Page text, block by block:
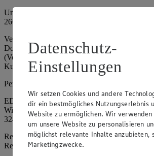
Umsatzsteuer-Identifikationsnummer gem. §
266067317
Vertretungsberechtigte: Mark Rosenkranz
Dominique Klingsiek (Vorstandsmitglied), Ulf-
(Vorstandsmitglied), Stephan Wohler
Kuhlmann (Aufsichtsratsvorsitzender)
Persönlich haftende Gesellschafterin:
EDEKA Minden-Hannover Holding GmbH
Wittelsbacherallee 61
32427 Minden
Registergericht: Amtsgericht Bad Oeynhausen
Registernummer: HRB 4086
Datenschutz-
Einstellungen
Wir setzen Cookies und andere
dir ein bestmögliches Nutzungserlebnis
Website zu ermöglichen. Wir
um unsere Website zu personalisieren
möglichst relevante Inhalte anzubieten,
Marketingzwecke.